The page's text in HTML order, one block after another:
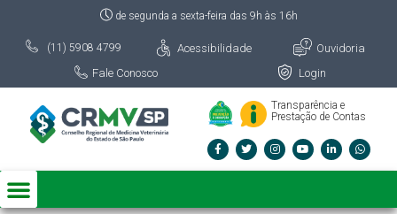
de segunda a sexta-feira das 9h às 16h
(11) 5908 4799 Acessibilidade
Ouvidoria
Fale Conosco
Login
Transparência e
Prestação de Contas